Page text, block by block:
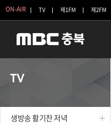
ON-AIR TV 제1FM 제2FM
TV
생방송 활기찬 저녁